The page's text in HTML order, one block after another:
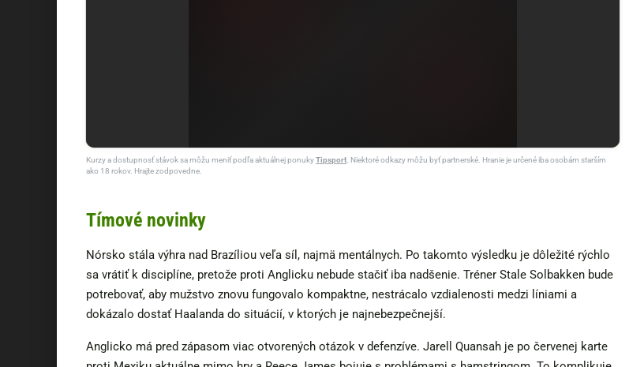
Kurzy a dostupnosť stávok sa môžu meniť podľa aktuálnej ponukyTipsport . Niektoré odkazy môžu byť partnerské. Hranie je určené iba osobám starším
ako 18 rokov. Hrajte zodpovedne.
Tímové novinky
Nórsko stála výhra nad Brazíliou veľa síl, najmä mentálnych. Po takomto výsledku je dôležité rýchlo
sa vrátiť k disciplíne, pretože proti Anglicku nebude stačiť iba nadšenie. Tréner Stale Solbakken bude
potrebovať, aby mužstvo znovu fungovalo kompaktne, nestrácalo vzdialenosti medzi líniami a
dokázalo dostať Haalanda do situácií, v ktorých je najnebezpečnejší.
Anglicko má pred zápasom viac otvorených otázok v defenzíve. Jarell Quansah je po červenej karte